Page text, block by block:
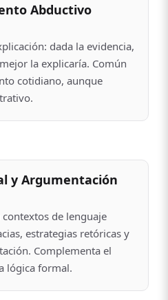
Abductivo
dada la evidencia,
la explicaría. Común
cotidiano, aunque
y Argumentación
de lenguaje
estrategias retóricas y
Complementa el
lógica formal.